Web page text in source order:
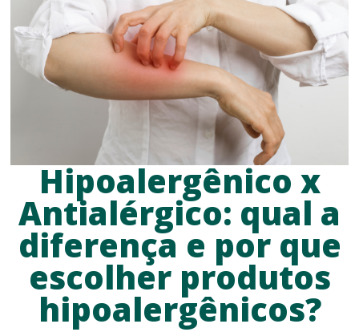
Hipoalergênico x
Antialérgico: qual a
diferença e por que
escolher produtos
hipoalergênicos?